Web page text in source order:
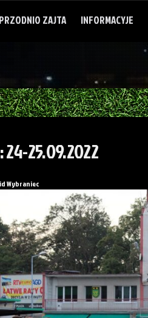
PRZODNIO ZAJTA INFORMACYJE
24-25.09.2022
Wybraniec